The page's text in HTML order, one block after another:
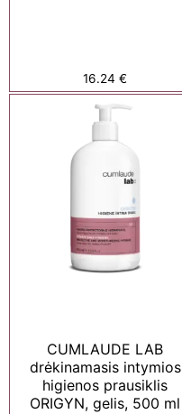
16.24 €
CUMLAUDE LAB
drėkinamasis intymios
higienos prausiklis
ORIGYN, gelis, 500 ml